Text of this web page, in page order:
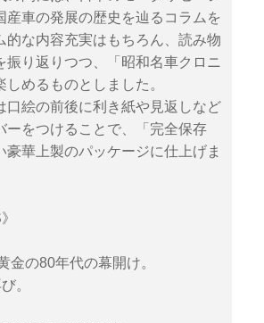
産車の発展の歴史を辿るコラムを
的な内容充実はもちろん、読み物
振り返りつつ、「昭和名車クロニ
しめるものとしました。
絵の前後に利き紙や見返しなど
ーをつけることで、「完全保存
豪華上製のパッケージに仕上げま
金の80年代の幕開け。
。